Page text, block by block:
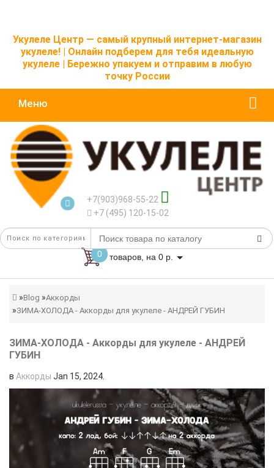
Укулеле Центр — самый крупный интернет-магазин
укулеле! | Онлайн подберем для тебя идеальную
укулеле | Бережно упакуем и отправим в любую
точку России
Меню
+7(903)968-55-22
+7 (495) 120-15-02
0 товаров, на 0 р.
Blog
Аккорды
ЗИМА-ХОЛОДА - Аккорды для укулеле - АНДРЕЙ ГУБИН
ЗИМА-ХОЛОДА - Аккорды для укулеле - АНДРЕЙ
ГУБИН
в Аккорды Jan 15, 2024